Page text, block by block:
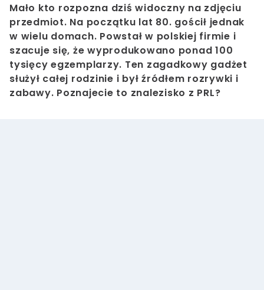
Mało kto rozpozna dziś widoczny na zdjęciu
przedmiot. Na początku lat 80. gościł jednak
w wielu domach. Powstał w polskiej firmie i
szacuje się, że wyprodukowano ponad 100
tysięcy egzemplarzy. Ten zagadkowy gadżet
służył całej rodzinie i był źródłem rozrywki i
zabawy. Poznajecie to znalezisko z PRL?